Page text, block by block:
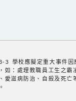
3 學校應擬定重大事件因
如：處理教職員工生之霸
愛滋病防治、自殺及死亡